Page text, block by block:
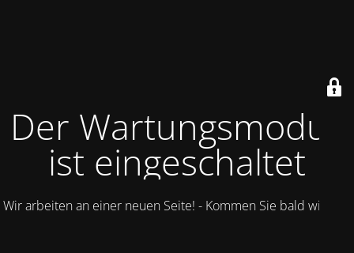
Der Wartungsmodus
ist eingeschaltet
Wir arbeiten an einer neuen Seite! - Kommen Sie bald wieder.